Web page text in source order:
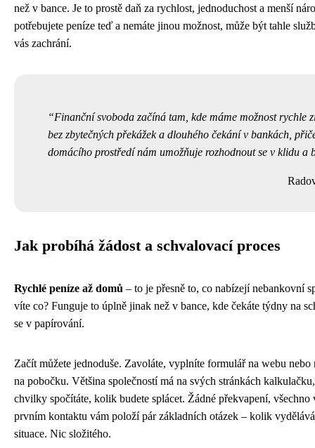
než v bance. Je to prostě daň za rychlost, jednoduchost a menší
potřebujete peníze teď a nemáte jinou možnost, může být tahle
vás zachrání.
Finanční svoboda začíná tam, kde máme možnost rychle
bez zbytečných překážek a dlouhého čekání v bankách,
domácího prostředí nám umožňuje rozhodnout se v klidu a
Jak probíhá žádost a schvalovací proces
Rychlé peníze až domů – to je přesně to, co nabízejí nebankovní
víte co? Funguje to úplně jinak než v bance, kde čekáte týdny na
se v papírování.
Začít můžete jednoduše. Zavoláte, vyplníte formulář na webu nebo
na pobočku. Většina společností má na svých stránkách
chvilky spočítáte, kolik budete splácet. Žádné překvapení, všechno
prvním kontaktu vám položí pár základních otázek – kolik
situace. Nic složitého.